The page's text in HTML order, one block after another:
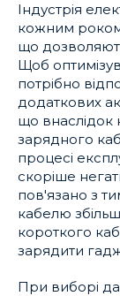
Індустрія
кожним роком
що
Щоб
потрібно
додаткових
що внаслідок
зарядного
процесі
скоріше
пов'язано з
кабелю
короткого
зарядити
При виборі